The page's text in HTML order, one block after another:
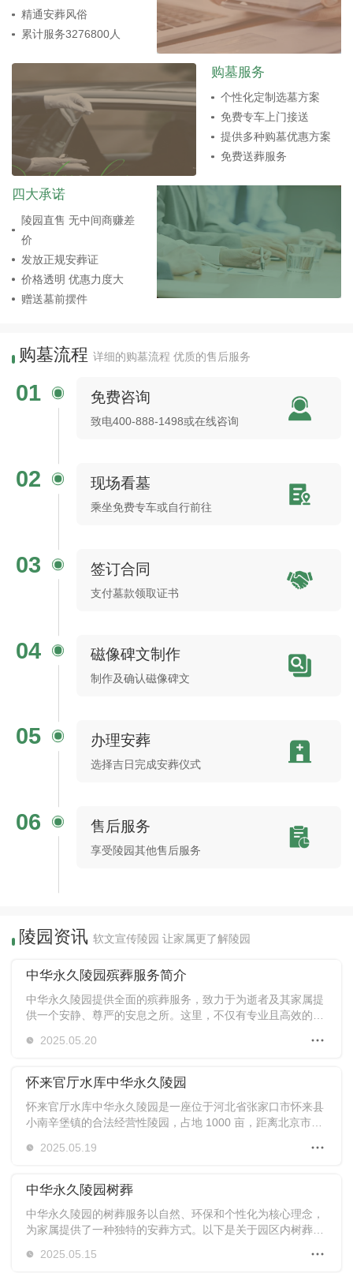
精通安葬风俗
累计服务3276800人
购墓服务
个性化定制选墓方案
免费专车上门接送
提供多种购墓优惠方案
免费送葬服务
四大承诺
陵园直售 无中间商赚差
价
发放正规安葬证
价格透明 优惠力度大
赠送墓前摆件
购墓流程 详细的购墓流程 优质的售后服务
01 免费咨询
致电400-888-1498或在线咨询
02 现场看墓
乘坐免费专车或自行前往
03 签订合同
支付墓款领取证书
04 磁像碑文制作
制作及确认磁像碑文
05 办理安葬
选择吉日完成安葬仪式
06 售后服务
享受陵园其他售后服务
陵园资讯 软文宣传陵园 让家属更了解陵园
中华永久陵园殡葬服务简介
中华永久陵园提供全面的殡葬服务，致力于为逝者及其家属提
供一个安静、尊严的安息之所。这里，不仅有专业且高效的团
项，满足不同需求。
2025.05.20
怀来官厅水库中华永久陵园
怀来官厅水库中华永久陵园是一座位于河北省张家口市怀来县
小南辛堡镇的合法经营性陵园，占地 1000 亩，距离北京市区
2025.05.19
中华永久陵园树葬
中华永久陵园的树葬服务以自然、环保和个性化为核心理念，
为家属提供了一种独特的安葬方式。以下是关于园区内树葬的
2025.05.15